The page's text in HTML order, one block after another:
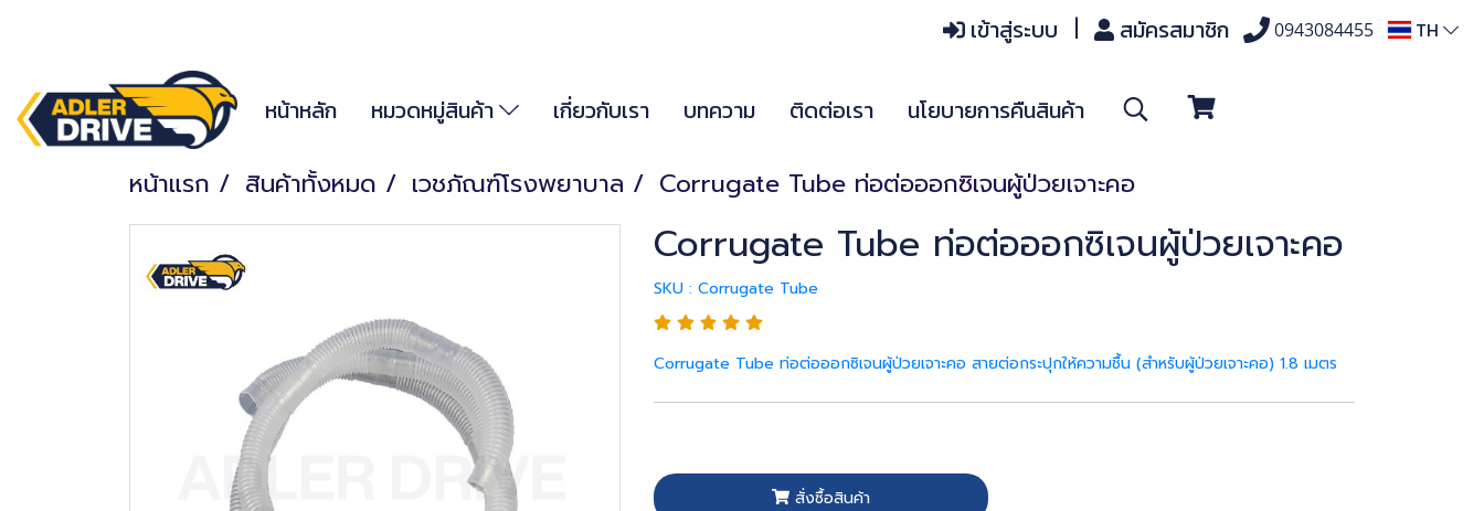
เข้าสู่ระบบ สมัครสมาชิก 0943084455 TH
หน้าหลัก หมวดหมู่สินค้า เกี่ยวกับเรา บทความ ติดต่อเรา นโยบายการคืนสินค้า
หน้าแรก สินค้าทั้งหมด เวชภัณฑ์โรงพยาบาล Corrugate Tube ท่อต่อออกซิเจนผู้ป่วยเจาะคอ
Corrugate Tube ท่อต่อออกซิเจนผู้ป่วยเจาะคอ
SKU : Corrugate Tube
Corrugate Tube ท่อต่อออกซิเจนผู้ป่วยเจาะคอ สายต่อกระปุกให้ความชื้น (สำหรับผู้ป่วยเจาะคอ) 1.8 เมตร
สั่งซื้อสินค้า